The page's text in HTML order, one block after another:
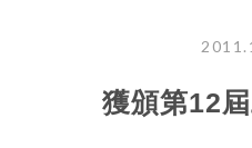
獲頒第12